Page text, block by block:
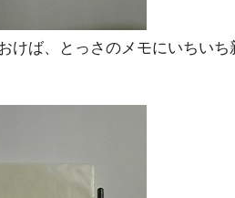
けば、とっさのメモにいちい